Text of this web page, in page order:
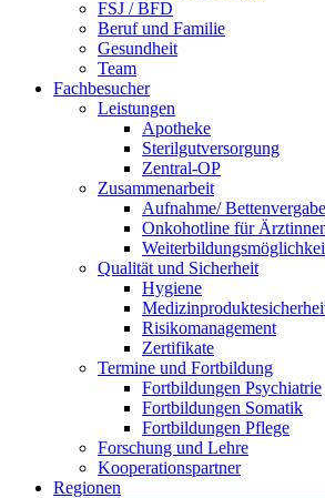
FSJ / BFD
Beruf und Familie
Gesundheit
Team
Fachbesucher
Leistungen
Apotheke
Sterilgutversorgung
Zentral-OP
Zusammenarbeit
Aufnahme/ Bettenvergabe
Onkohotline für
Qualität und Sicherheit
Hygiene
Risikomanagement
Zertifikate
Termine und Fortbildung
Fortbildungen Psychiatrie
Fortbildungen Somatik
Fortbildungen Pflege
Forschung und Lehre
Kooperationspartner
Regionen